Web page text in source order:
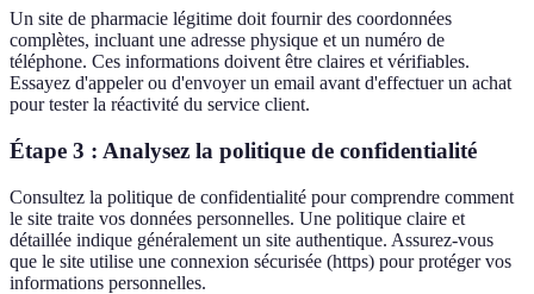
Un site de pharmacie légitime doit fournir des coordonnées
complètes, incluant une adresse physique et un numéro de
téléphone. Ces informations doivent être claires et vérifiables.
Essayez d'appeler ou d'envoyer un email avant d'effectuer un achat
pour tester la réactivité du service client.
Étape 3 : Analysez la politique de confidentialité
Consultez la politique de confidentialité pour comprendre comment
le site traite vos données personnelles. Une politique claire et
détaillée indique généralement un site authentique. Assurez-vous
que le site utilise une connexion sécurisée (https) pour protéger vos
informations personnelles.